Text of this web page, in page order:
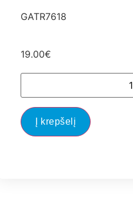
GATR7618
19.00€
Į krepšelį